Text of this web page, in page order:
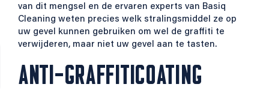
van dit mengsel en de ervaren experts van Basiq
Cleaning weten precies welk stralingsmiddel ze op
uw gevel kunnen gebruiken om wel de graffiti te
verwijderen, maar niet uw gevel aan te tasten.
ANTI-GRAFFITICOATING